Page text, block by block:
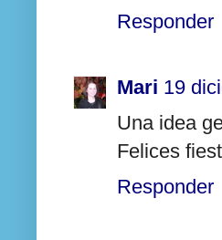
Responder
Mari 19
Una idea
Felices
Responder